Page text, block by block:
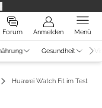
Forum Anmelden Menü
Gesundheit
Huawei Watch Fit im Test